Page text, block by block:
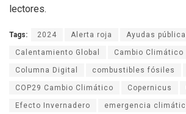
lectores.
Tags: 2024 Alerta roja Ayudas
Calentamiento Global Cambio Climático
Columna Digital combustibles fósiles
COP29 Cambio Climático Copernicus
Efecto Invernadero emergencia